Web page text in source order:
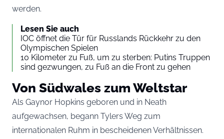
werden.
Lesen Sie auch
IOC öffnet die Tür für Russlands Rückkehr zu den
Olympischen Spielen
10 Kilometer zu Fuß, um zu sterben: Putins Truppen
sind gezwungen, zu Fuß an die Front zu gehen
Von Südwales zum Weltstar
Als Gaynor Hopkins geboren und in Neath
aufgewachsen, begann Tylers Weg zum
internationalen Ruhm in bescheidenen Verhältnissen.